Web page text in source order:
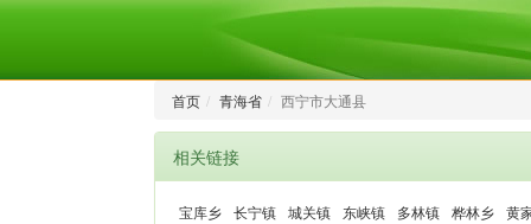
首页 青海省 西宁市大通县
相关链接
宝库乡 长宁镇 城关镇 东峡镇 多林镇 桦林乡 黄